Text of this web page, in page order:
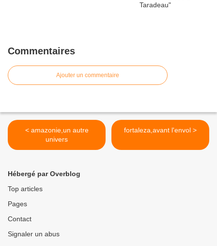
Commentaires
Ajouter un commentaire
< amazonie,un autre
univers
fortaleza,avant l'envol >
Hébergé par Overblog
Top articles
Pages
Contact
Signaler un abus